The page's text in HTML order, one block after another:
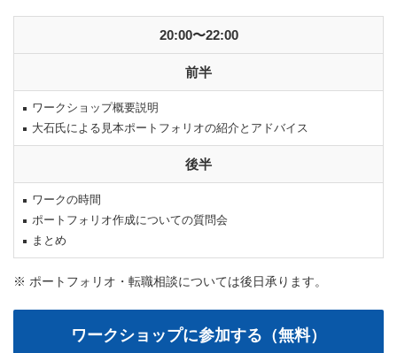
20:00〜22:00
前半
ワークショップ概要説明
大石氏による見本ポートフォリオの紹介とアドバイス
後半
ワークの時間
ポートフォリオ作成についての質問会
まとめ
※ ポートフォリオ・転職相談については後日承ります。